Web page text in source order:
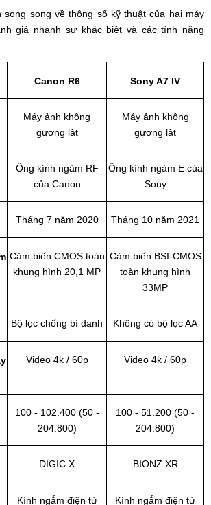
song song về thông số kỹ thuật của hai máy
giá nhanh sự khác biệt và các tính năng
Canon R6 Sony A7 IV
Máy ảnh không
gương lật
Máy ảnh không
gương lật
Ống kính ngàm RF
của Canon
Ống kính ngàm E của
Sony
Tháng 7 năm 2020 Tháng 10 năm 2021
Cảm biến CMOS toàn
khung hình 20,1 MP
Cảm biến BSI-CMOS
toàn khung hình
33MP
Bộ lọc chống bí danh Không có bộ lọc AA
Video 4k / 60p Video 4k / 60p
100 - 102.400 (50 -
204.800)
100 - 51.200 (50 -
204.800)
DIGIC X BIONZ XR
Kính ngắm điện tử
Kính ngắm điện tử